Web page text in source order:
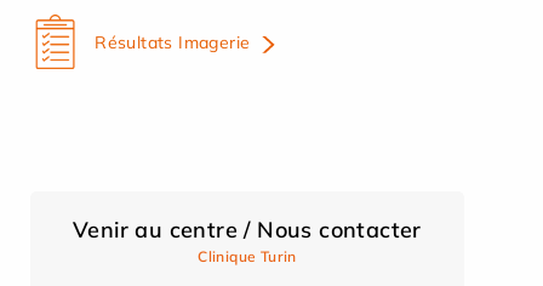
Résultats Imagerie
Venir au centre / Nous contacter
Clinique Turin